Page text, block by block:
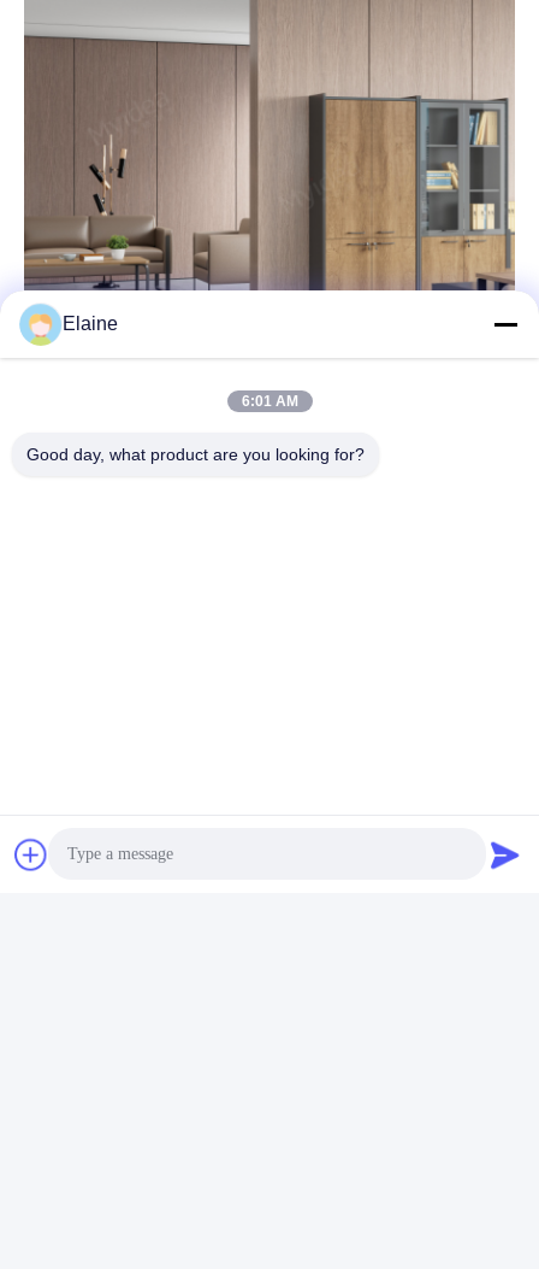
Büros entsprechen:
Elaine
6:01 AM
Good day, what product are you looking for?